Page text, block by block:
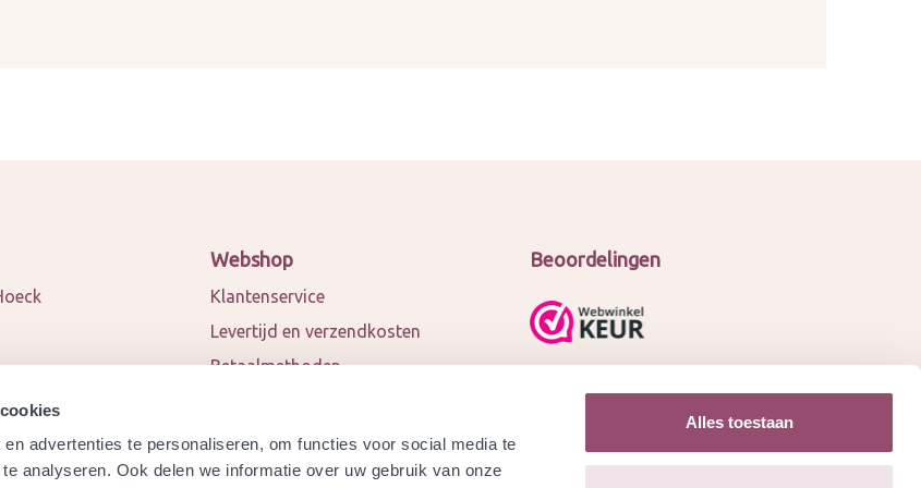
advertenties te personaliseren, om functies voor social media te
analyseren. Ook delen we informatie over uw gebruik van onze
Alles toestaan
Webshop
Klantenservice
Levertijd en verzendkosten
Betaalmethoden
Privacy policy
Retourneren
Beoordelingen